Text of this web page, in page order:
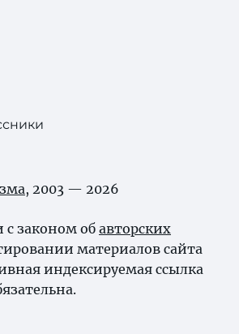
, 2003 — 2026
с законом об авторских
материалов сайта
индексируемая ссылка